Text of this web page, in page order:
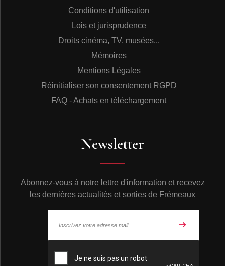
Conditions d'utilisation
Lois et jurisprudence
Droits cinéma, TV, musées...
Mémoires
Mentions Légales
Réinitialiser son consentement RGPD
FAQ - Achats en téléchargement
Newsletter
Abonnez-vous à notre lettre d'information et recevez
les dernières actualités et sorties de Frémeaux